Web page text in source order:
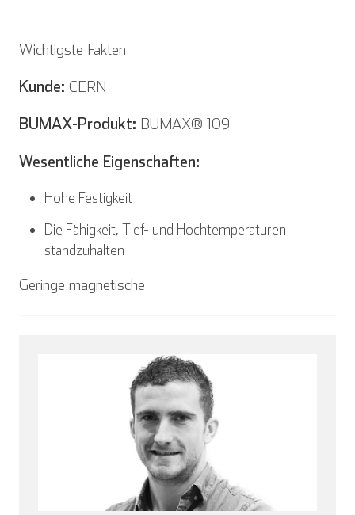
English
Wichtigste Fakten
Kunde: CERN
BUMAX-Produkt: BUMAX® 109
Wesentliche Eigenschaften:
Hohe Festigkeit
Die Fähigkeit, Tief- und Hochtemperaturen
standzuhalten
Geringe magnetische